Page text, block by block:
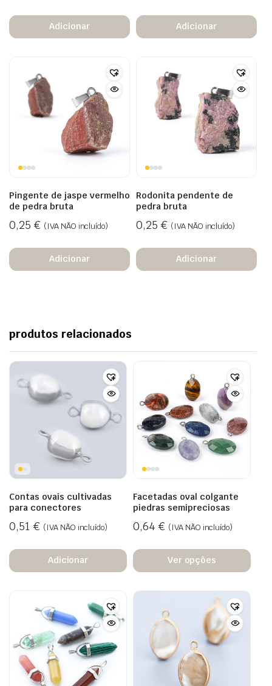
Adicionar Adicionar
Pingente de jaspe vermelho
de pedra bruta
0,25 € (IVA NÃO incluído)
Adicionar
Rodonita pendente de
pedra bruta
0,25 € (IVA NÃO incluído)
Adicionar
produtos relacionados
Contas ovais cultivadas
para conectores
0,51 € (IVA NÃO incluído)
Adicionar
Facetadas oval colgante
piedras semipreciosas
0,64 € (IVA NÃO incluído)
Ver opções